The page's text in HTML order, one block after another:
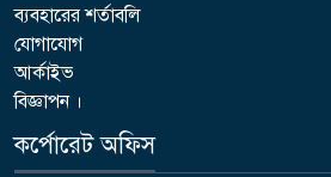
ব্যবহারের শর্তাবলি
যোগাযোগ
আর্কাইভ
বিজ্ঞাপন ।
কর্পোরেট অফিস